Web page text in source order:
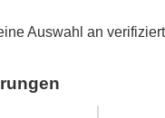
Auswahl an